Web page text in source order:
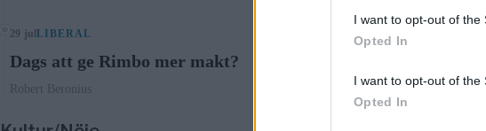
I want to opt-out of the
Opted In
I want to opt-out of the
Opted In
29 julLIBERAL
Dags att ge Rimbo mer makt?
Robert Beronius